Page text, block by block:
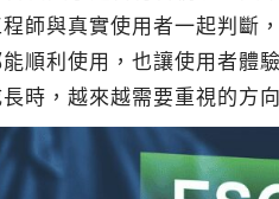
師與真實使用者一起判斷
順利使用，也讓使用者體
時，越來越需要重視的方向